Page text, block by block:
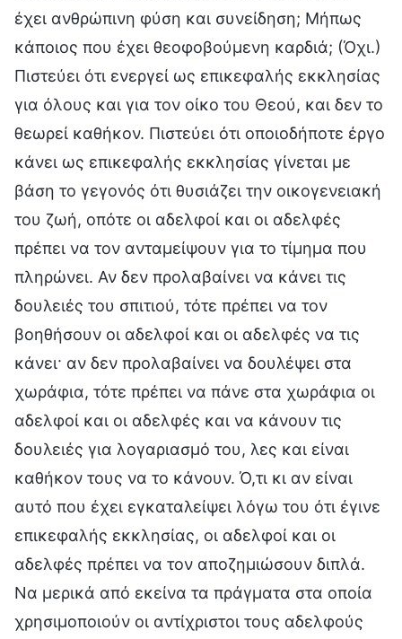
έχει ανθρώπινη φύση και συνείδηση; Μήπως
κάποιος που έχει θεοφοβούμενη καρδιά; (Όχι.)
Πιστεύει ότι ενεργεί ως επικεφαλής εκκλησίας
για όλους και για τον οίκο του Θεού, και δεν το
θεωρεί καθήκον. Πιστεύει ότι οποιοδήποτε έργο
κάνει ως επικεφαλής εκκλησίας γίνεται με
βάση το γεγονός ότι θυσιάζει την οικογενειακή
του ζωή, οπότε οι αδελφοί και οι αδελφές
πρέπει να τον ανταμείψουν για το τίμημα που
πληρώνει. Αν δεν προλαβαίνει να κάνει τις
δουλειές του σπιτιού, τότε πρέπει να τον
βοηθήσουν οι αδελφοί και οι αδελφές να τις
κάνει· αν δεν προλαβαίνει να δουλέψει στα
χωράφια, τότε πρέπει να πάνε στα χωράφια οι
αδελφοί και οι αδελφές και να κάνουν τις
δουλειές για λογαριασμό του, λες και είναι
καθήκον τους να το κάνουν. Ό,τι κι αν είναι
αυτό που έχει εγκαταλείψει λόγω του ότι έγινε
επικεφαλής εκκλησίας, οι αδελφοί και οι
αδελφές πρέπει να τον αποζημιώσουν διπλά.
Να μερικά από εκείνα τα πράγματα στα οποία
χρησιμοποιούν οι αντίχριστοι τους αδελφούς